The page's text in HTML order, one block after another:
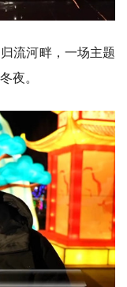
流河畔，一场主题
夜。